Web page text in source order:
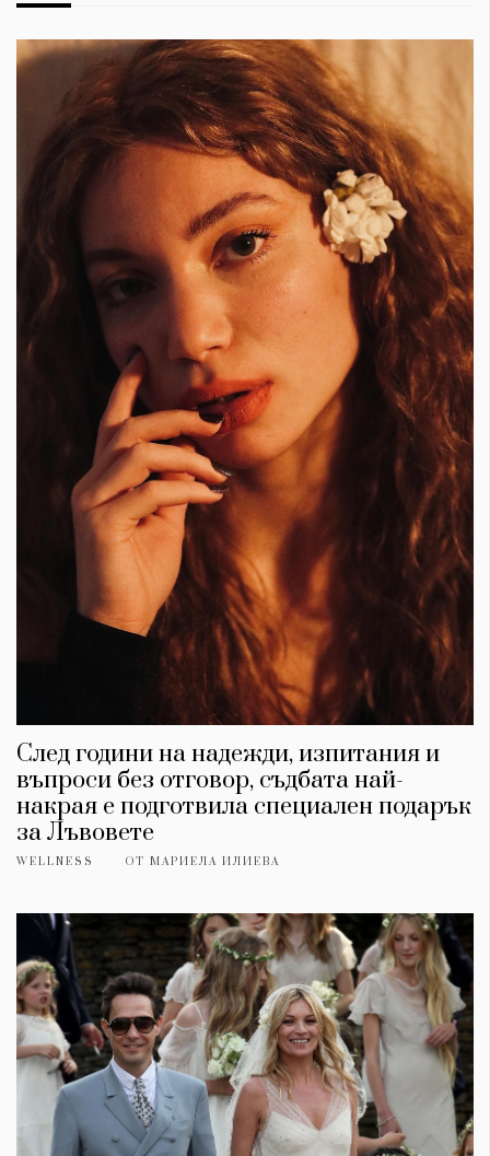
След години на надежди, изпитания и
въпроси без отговор, съдбата най-
накрая е подготвила специален подарък
за Лъвовете
WELLNESS ОТ МАРИЕЛА ИЛИЕВА
КАТЕГОРИИ
Wine&Dine
Подкасти
Мода
Dialogue
Изкуство
ЗА НАС
Условия за
ползване
За нас
Реклама
Политика за